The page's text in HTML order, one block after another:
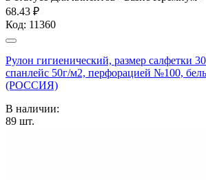
68.43 ₽
Код: 11360
Рулон гигиенический, размер салфетки
спанлейс 50г/м2, перфорацией №100,
(РОССИЯ)
В наличии:
89 шт.